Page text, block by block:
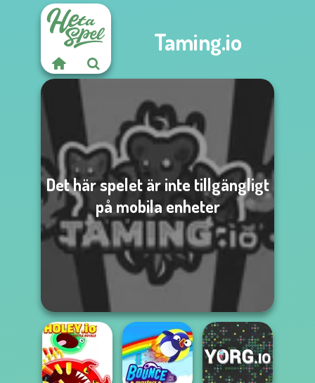
Taming.io
Det här spelet är inte tillgängligt
på mobila enheter